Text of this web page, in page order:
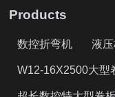
Products
数控折弯机 液
W12-16X2500大型